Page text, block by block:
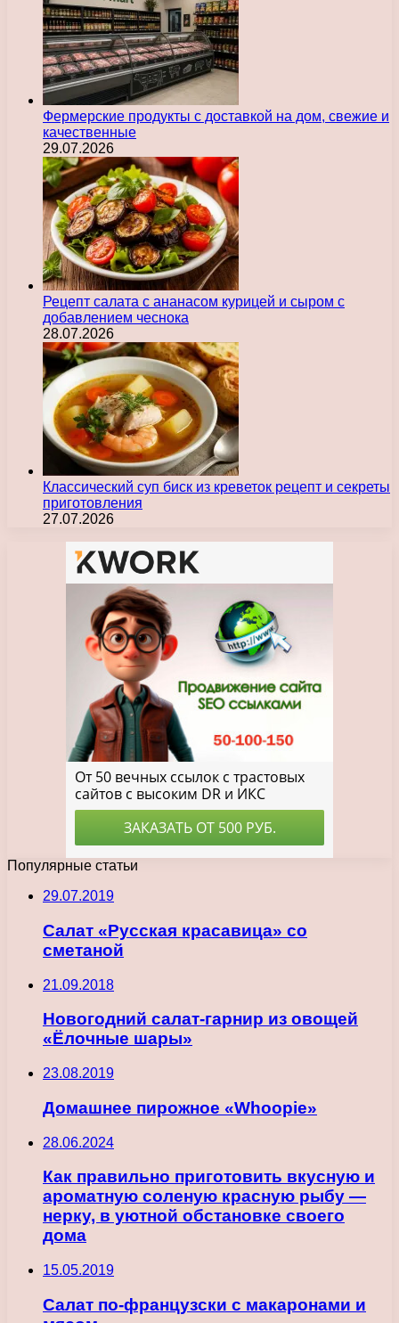
Фермерские продукты с доставкой на дом, свежие и
качественные
29.07.2026
Рецепт салата с ананасом курицей и сыром с
добавлением чеснока
28.07.2026
Классический суп биск из креветок рецепт и секреты
приготовления
27.07.2026
Популярные статьи
29.07.2019
Салат «Русская красавица» со
сметаной
21.09.2018
Новогодний салат-гарнир из овощей
«Ёлочные шары»
23.08.2019
Домашнее пирожное «Whoopie»
28.06.2024
Как правильно приготовить вкусную и
ароматную соленую красную рыбу —
нерку, в уютной обстановке своего
дома
15.05.2019
Салат по-французски с макаронами и